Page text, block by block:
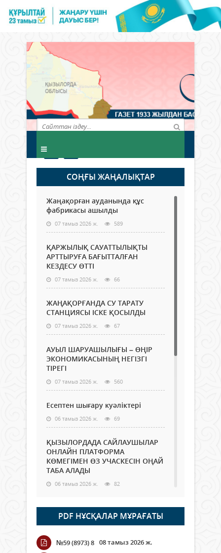
СОҢҒЫ ЖАҢАЛЫҚТАР
Жаңақорған ауданында құс
фабрикасы ашылды
07 тамыз 2026 ж. 589
ҚАРЖЫЛЫҚ САУАТТЫЛЫҚТЫ
АРТТЫРУҒА БАҒЫТТАЛҒАН
КЕЗДЕСУ ӨТТІ
07 тамыз 2026 ж. 66
ЖАҢАҚОРҒАНДА СУ ТАРАТУ
СТАНЦИЯСЫ ІСКЕ ҚОСЫЛДЫ
07 тамыз 2026 ж. 67
АУЫЛ ШАРУАШЫЛЫҒЫ – ӨҢІР
ЭКОНОМИКАСЫНЫҢ НЕГІЗГІ
ТІРЕГІ
07 тамыз 2026 ж. 560
Есептен шығару куәліктері
06 тамыз 2026 ж. 69
ҚЫЗЫЛОРДАДА САЙЛАУШЫЛАР
ОНЛАЙН ПЛАТФОРМА
КӨМЕГІМЕН ӨЗ УЧАСКЕСІН ОҢАЙ
ТАБА АЛАДЫ
06 тамыз 2026 ж. 82
Open Air: Қызылорда облысы
полиция департаменті 20
мыңнан астам көрерменнің
қауіпсіздігін қамтамасыз етті
06 тамыз 2026 ж.
PDF НҰСҚАЛАР МҰРАҒАТЫ
№59 (8973) 8 08 тамыз 2026 ж.